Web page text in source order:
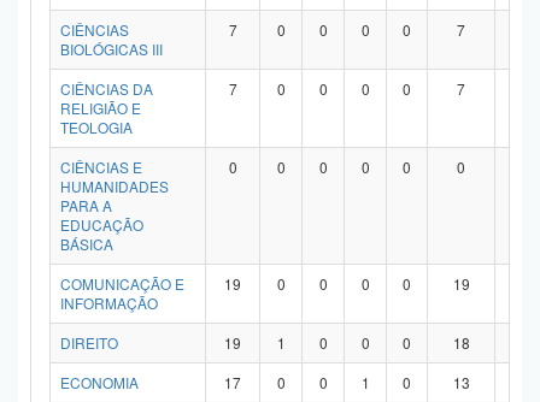
CIÊNCIAS
BIOLÓGICAS III
7 0 0 0 0 7
CIÊNCIAS DA
RELIGIÃO E
TEOLOGIA
7 0 0 0 0 7
CIÊNCIAS E
HUMANIDADES
PARA A
EDUCAÇÃO
BÁSICA
0 0 0 0 0 0
COMUNICAÇÃO E
INFORMAÇÃO
19 0 0 0 0 19
DIREITO 19 1 0 0 0 18
ECONOMIA
17 0 0 1 0 13